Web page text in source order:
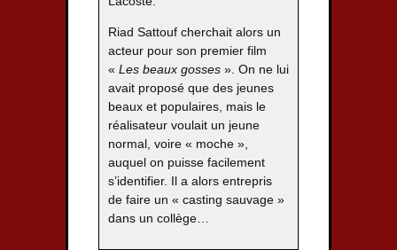
Riad Sattouf cherchait alors un
acteur pour son premier film
« Les beaux gosses ». On ne lui
avait proposé que des jeunes
beaux et populaires, mais le
réalisateur voulait un jeune
normal, voire « moche »,
auquel on puisse facilement
s’identifier. Il a alors entrepris
de faire un « casting sauvage »
dans un collège…